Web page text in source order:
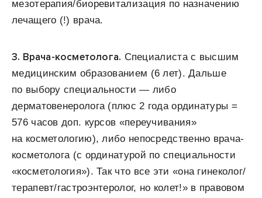
мезотерапия/биоревитализация по назначению
лечащего (!) врача.
3. Врача-косметолога. Специалиста с высшим
медицинским образованием (6 лет). Дальше
по выбору специальности — либо
дерматовенеролога (плюс 2 года ординатуры =
576 часов доп. курсов «переучивания»
на косметологию), либо непосредственно врача-
косметолога (с ординатурой по специальности
«косметология»). Так что все эти «она гинеколог/
терапевт/гастроэнтеролог, но колет!» в правовом